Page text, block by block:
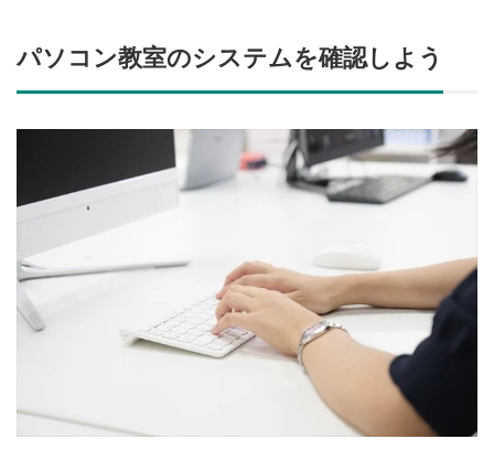
パソコン教室のシステムを確認しよう